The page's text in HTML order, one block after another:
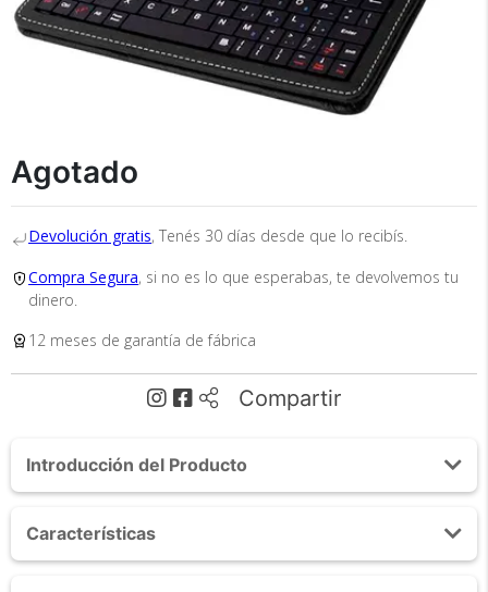
Agotado
Devolución gratis, Tenés 30 días desde que lo recibís.
Compra Segura, si no es lo que esperabas, te devolvemos tu
dinero.
12 meses de garantía de fábrica
Compartir
Introducción del Producto
32gb 2gb 10" + Funda con Teclado
Características
te devolvemos tu dinero.
En Bidcom te aseguramos recibir el producto
que esperabas o te devolvemos el 100% de tu